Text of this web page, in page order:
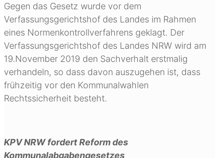
Gegen das Gesetz wurde vor dem
Verfassungsgerichtshof des Landes im Rahmen
eines Normenkontrollverfahrens geklagt. Der
Verfassungsgerichtshof des Landes NRW wird am
19.November 2019 den Sachverhalt erstmalig
verhandeln, so dass davon auszugehen ist, dass
frühzeitig vor den Kommunalwahlen
Rechtssicherheit besteht.
KPV NRW fordert Reform des
Kommunalabgabengesetzes